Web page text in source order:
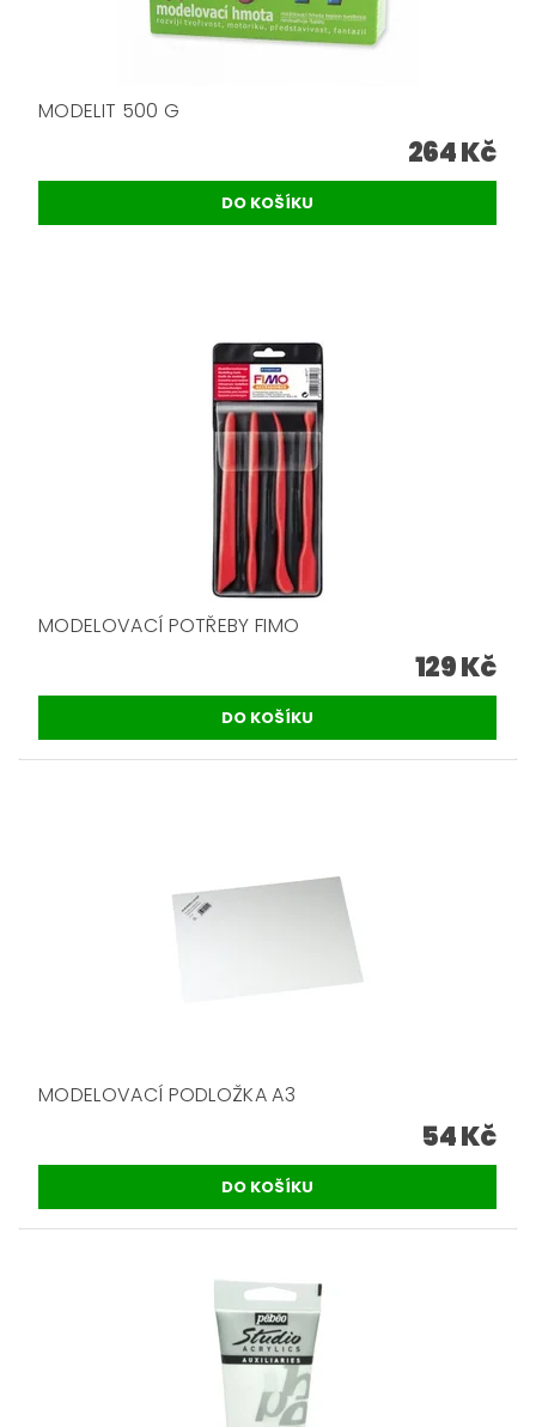
MODELIT 500 G
264 Kč
MODELOVACÍ POTŘEBY FIMO
129 Kč
MODELOVACÍ PODLOŽKA A3
54 Kč